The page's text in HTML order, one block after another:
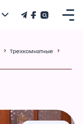
Трехкомнатные